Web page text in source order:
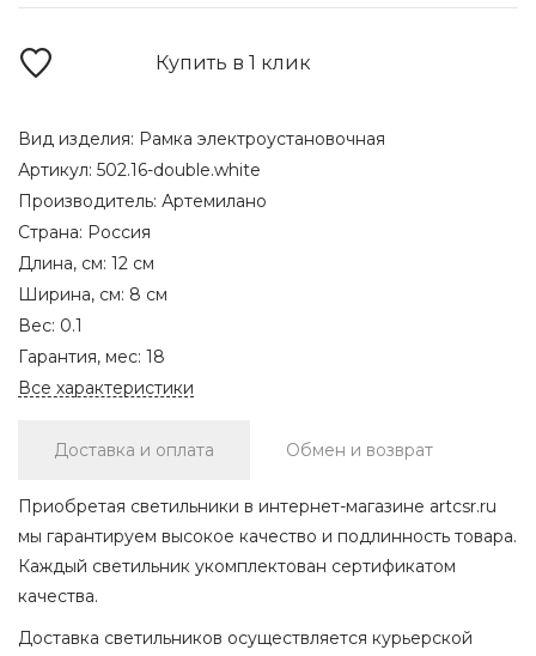
Купить в 1 клик
Вид изделия: Рамка электроустановочная
Артикул: 502.16-double.white
Производитель: Артемилано
Страна: Россия
Длина, см: 12 см
Ширина, см: 8 см
Вес: 0.1
Гарантия, мес: 18
Все характеристики
Доставка и оплата Обмен и возврат
Приобретая светильники в интернет-магазине artcsr.ru
мы гарантируем высокое качество и подлинность товара.
Каждый светильник укомплектован сертификатом
качества.
Доставка светильников осуществляется курьерской